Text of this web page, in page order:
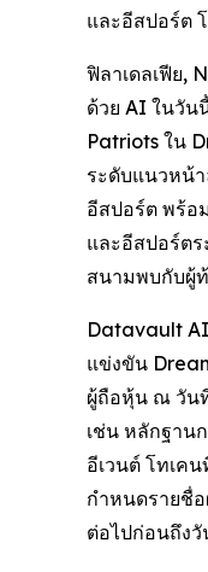
และอีสปอร์ต
ฟิลาเดลเฟีย,
ด้วย AI ในวัน
Patriots ใน
ระดับแนวหน้
อีสปอร์ต พร้อ
และอีสปอร์ต
สนามพบกับผู้
Datavault
แข่งขัน
ผู้ถือหุ้น ณ วัน
เช่น หลักฐาน
อีเวนต์ โทเค
กำหนดรายชื่อ
ต่อไปก่อนถึง